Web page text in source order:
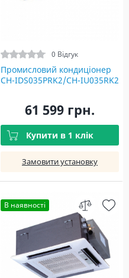
0 Відгук
Промисловий кондиціонер
CH-IDS035PRK2/CH-IU035RK2
61 599 грн.
Купити в 1 клік
Замовити установку
В наявності